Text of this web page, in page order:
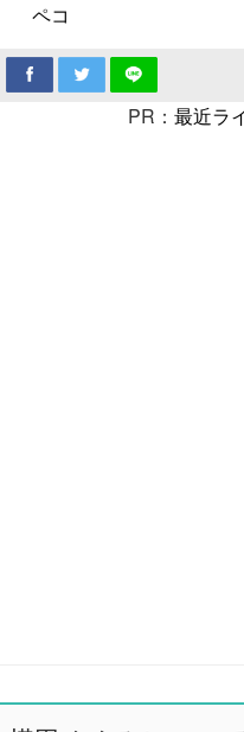
ペコ
PR： 最近ラ